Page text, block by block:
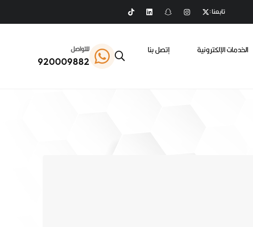
تابعنا :
الخدمات الإلكترونية
إتصل بنا
للتواصل
920009882